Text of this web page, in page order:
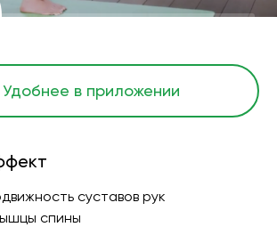
Удобнее в приложении
суставов рук
спины